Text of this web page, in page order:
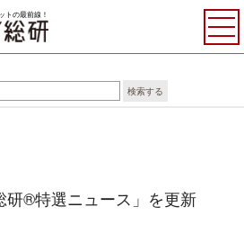
トの最前線！
検索する
研®特選ニュース」を更新